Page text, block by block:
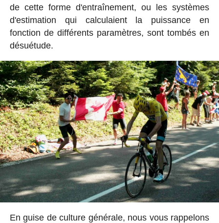
de cette forme d'entraînement, ou les systèmes
d'estimation qui calculaient la puissance en
fonction de différents paramètres, sont tombés en
désuétude.
En guise de culture générale, nous vous rappelons